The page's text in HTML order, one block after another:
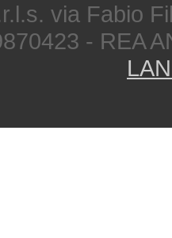
via Fabio
- REA